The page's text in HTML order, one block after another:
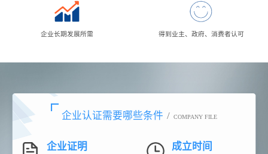
企业长期发展所需 得到业主、政府、消费者认可
企业认证需要哪些条件 / COMPANY FILE
企业证明 成立时间